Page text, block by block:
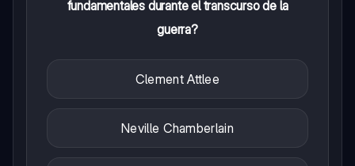
fundamentales durante el transcurso de la
guerra?
Clement Attlee
Neville Chamberlain